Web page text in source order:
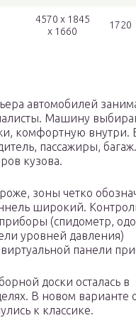
4570 x 1845
x 1660
1720
автомобилей
Машину
комфортную внутри.
пассажиры,
кузова.
зоны четко
широкий.
(спидометр,
уровней давления)
панели
доски осталась в
В новом варианте
к классике.